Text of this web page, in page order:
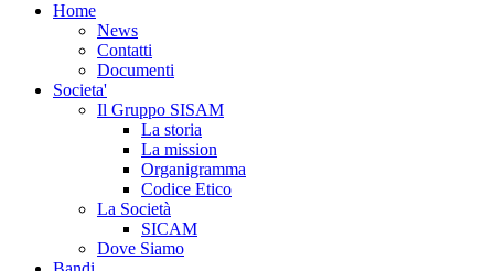
Home
News
Contatti
Documenti
Societa'
Il Gruppo SISAM
La storia
La mission
Organigramma
Codice Etico
La Società
SICAM
Dove Siamo